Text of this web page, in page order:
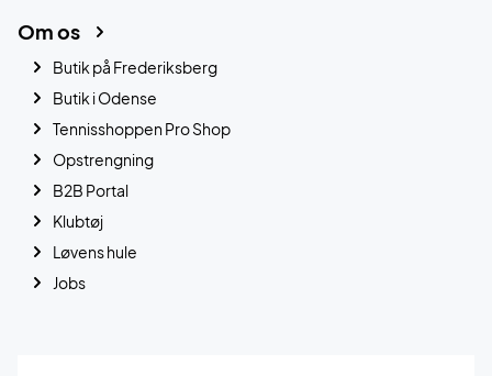
Om os
Butik på Frederiksberg
Butik i Odense
Tennisshoppen Pro Shop
Opstrengning
B2B Portal
Klubtøj
Løvens hule
Jobs